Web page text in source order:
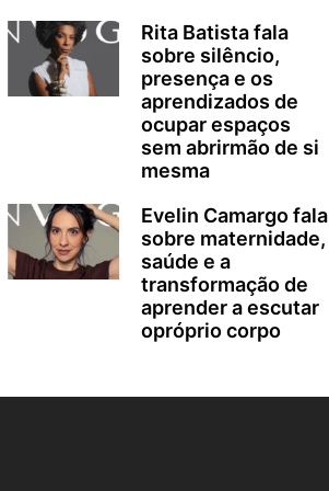
Rita Batista fala
sobre silêncio,
presença e os
aprendizados de
ocupar espaços
sem abrirmão de si
mesma
Evelin Camargo fala
sobre maternidade,
saúde e a
transformação de
aprender a escutar
opróprio corpo